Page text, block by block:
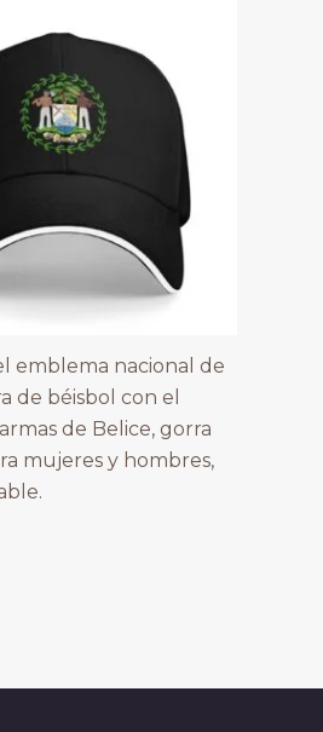
emblema nacional de
de béisbol con el
de Belice, gorra
mujeres y hombres,